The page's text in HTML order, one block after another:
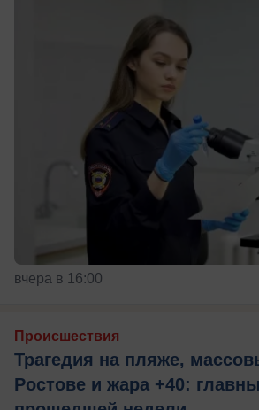
вчера в 16:00
Происшествия
Трагедия на пляже,
Ростове и жара +40: